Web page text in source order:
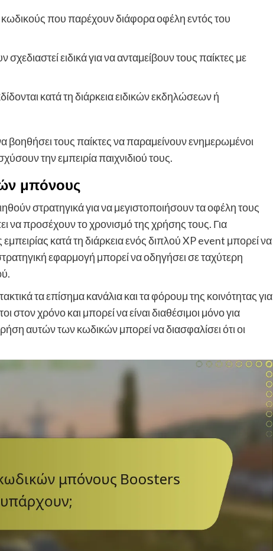
κωδικούς που παρέχουν διάφορα οφέλη εντός του
σχεδιαστεί ειδικά για να ανταμείβουν τους παίκτες με
κατά τη διάρκεια ειδικών εκδηλώσεων ή
βοηθήσει τους παίκτες να παραμείνουν ενημερωμένοι
την εμπειρία παιχνιδιού τους.
μπόνους
στρατηγικά για να μεγιστοποιήσουν τα οφέλη τους
να προσέχουν το χρονισμό της χρήσης τους. Για
κατά τη διάρκεια ενός διπλού XP event μπορεί να
εφαρμογή μπορεί να οδηγήσει σε ταχύτερη
τα επίσημα κανάλια και τα φόρουμ της κοινότητας για
στον χρόνο και μπορεί να είναι διαθέσιμοι μόνο για
αυτών των κωδικών μπορεί να διασφαλίσει ότι οι